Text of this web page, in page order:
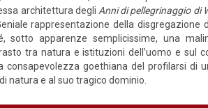
architettura degli Anni di pellegrinaggio di
rappresentazione della disgregazione
apparenze semplicissime, una
tra natura e istituzioni dell’uomo e sul
goethiana del profilarsi di
natura e al suo tragico dominio.